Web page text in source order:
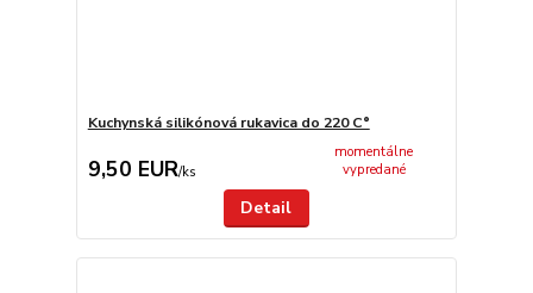
Kuchynská silikónová rukavica do 220 C°
9,50 EUR/ks
momentálne
vypredané
Detail